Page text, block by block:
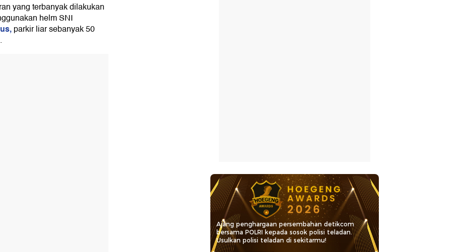
yang terbanyak dilakukan
helm SNI
parkir liar sebanyak 50
Ajang penghargaan persembahan detikcom
bersama POLRI kepada sosok polisi teladan.
Usulkan polisi teladan di sekitarmu!